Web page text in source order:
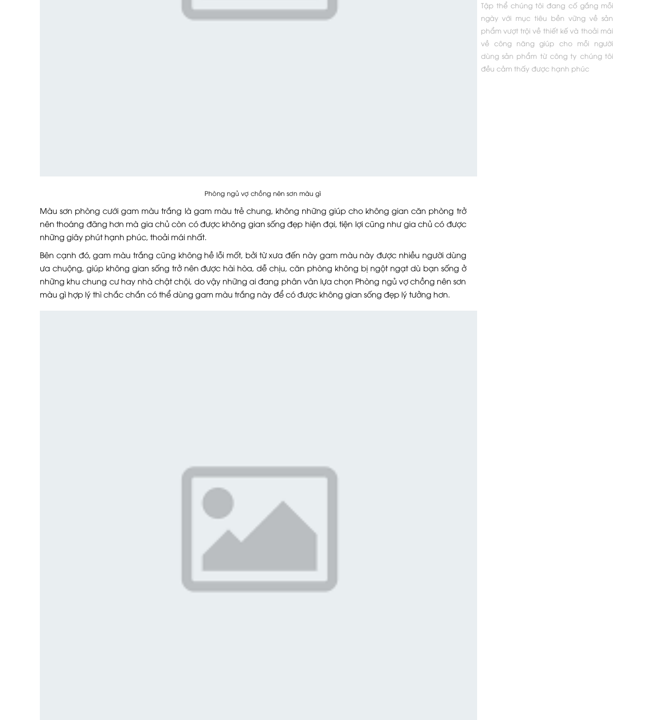
Phòng ngủ vợ chồng nên sơn màu gì
Màu sơn phòng cưới gam màu trắng là gam màu trẻ chung, không những giúp cho không gian căn phòng trở
nên thoáng đãng hơn mà gia chủ còn có được không gian sống đẹp hiện đại, tiện lợi cũng như gia chủ có được
những giây phút hạnh phúc, thoải mái nhất.
Bên cạnh đó, gam màu trắng cũng không hề lỗi mốt, bởi từ xưa đến này gam màu này được nhiều người dùng
ưa chuộng, giúp không gian sống trở nên được hài hòa, dễ chịu, căn phòng không bị ngột ngạt dù bạn sống ở
những khu chung cư hay nhà chật chội, do vậy những ai đang phân vân lựa chọn Phòng ngủ vợ chồng nên sơn
màu gì hợp lý thì chắc chắn có thể dùng gam màu trắng này để có được không gian sống đẹp lý tưởng hơn.
Tập thể chúng tôi đang cố gắng mỗi
ngày với mục tiêu bền vững về sản
phẩm vượt trội về thiết kế và thoải mái
về công năng giúp cho mỗi người
dùng sản phẩm từ công ty chúng tôi
đều cảm thấy được hạnh phúc